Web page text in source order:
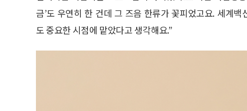
금’도 우연히 한 건데 그 즈음 한류가 꽃피었고요. 세계
도 중요한 시점에 맡았다고 생각해요.”